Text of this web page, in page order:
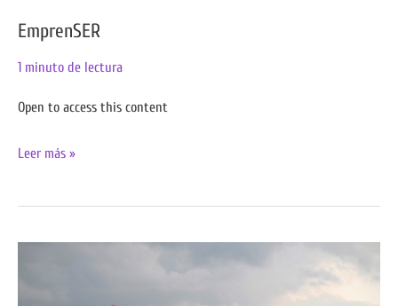
EmprenSER
1 minuto de lectura
Open to access this content
Leer más »